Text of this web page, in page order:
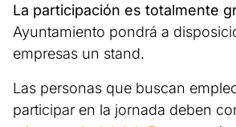
La participación es totalmente
Ayuntamiento pondrá a
empresas un stand.
Las personas que buscan
participar en la jornada deben